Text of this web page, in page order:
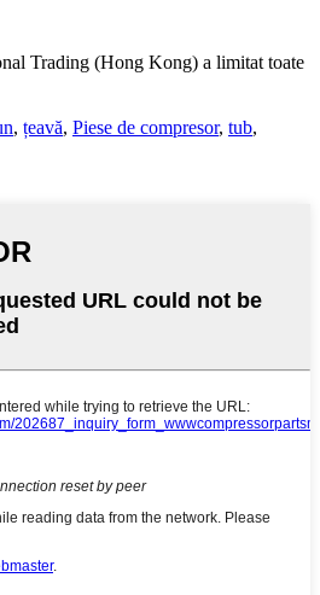
Trading (Hong Kong) a limitat toate
, țeavă, Piese de compresor, tub,